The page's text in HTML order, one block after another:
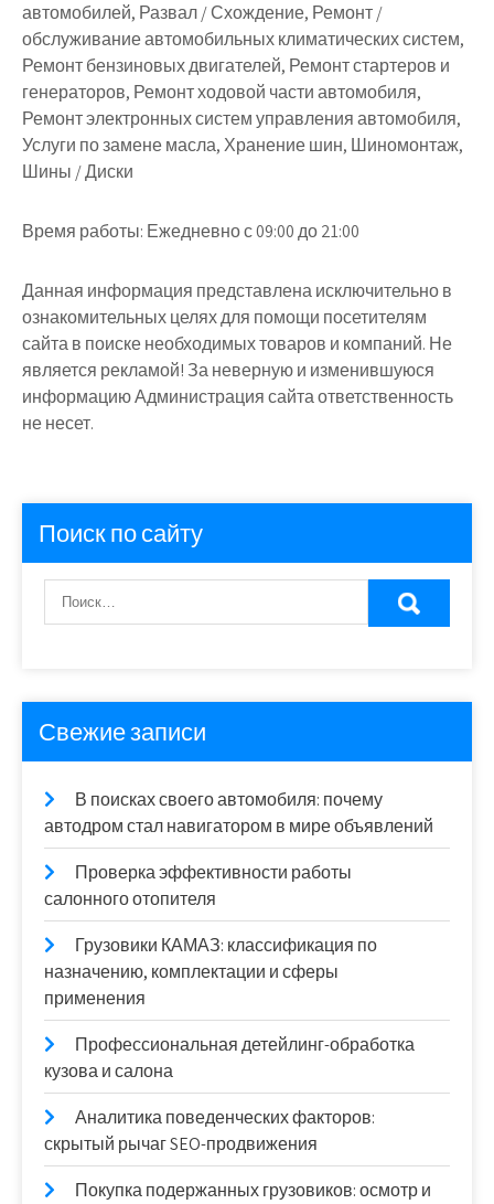
автомобилей, Развал / Схождение, Ремонт /
обслуживание автомобильных климатических систем,
Ремонт бензиновых двигателей, Ремонт стартеров и
генераторов, Ремонт ходовой части автомобиля,
Ремонт электронных систем управления автомобиля,
Услуги по замене масла, Хранение шин, Шиномонтаж,
Шины / Диски
Время работы: Ежедневно с 09:00 до 21:00
Данная информация представлена исключительно в
ознакомительных целях для помощи посетителям
сайта в поиске необходимых товаров и компаний. Не
является рекламой! За неверную и изменившуюся
информацию Администрация сайта ответственность
не несет.
Поиск по сайту
Свежие записи
В поисках своего автомобиля: почему
автодром стал навигатором в мире объявлений
Проверка эффективности работы
салонного отопителя
Грузовики КАМАЗ: классификация по
назначению, комплектации и сферы
применения
Профессиональная детейлинг-обработка
кузова и салона
Аналитика поведенческих факторов:
скрытый рычаг SEO-продвижения
Покупка подержанных грузовиков: осмотр и